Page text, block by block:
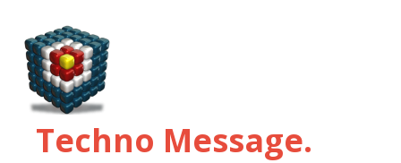
Techno Message.